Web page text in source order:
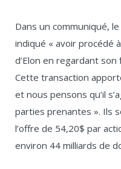
Dans un communiqué,
indiqué « avoir procédé
d’Elon en regardant
Cette transaction
et nous pensons qu’il
parties prenantes ». Ils
l’offre de 54,20$ par
environ 44 milliards de